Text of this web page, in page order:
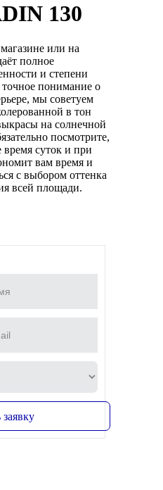
130
или на
полное
и степени
понимание о
мы советуем
в тон
на солнечной
посмотрите,
время суток и при
вам время и
с выбором оттенка
всей площади.